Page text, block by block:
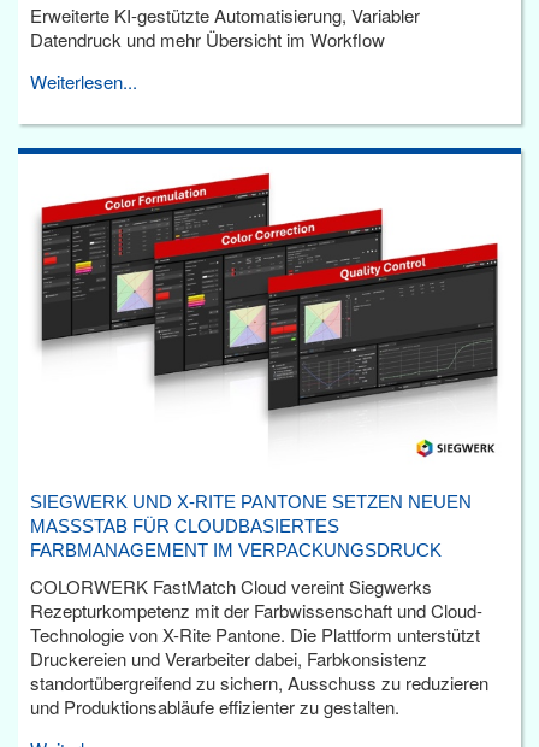
Erweiterte KI-gestützte Automatisierung, Variabler
Datendruck und mehr Übersicht im Workflow
Weiterlesen...
SIEGWERK UND X-RITE PANTONE SETZEN NEUEN
MASSSTAB FÜR CLOUDBASIERTES F
ARBMANAGEMENT IM VERPACKUNGSDRUCK
COLORWERK FastMatch Cloud vereint Siegwerks
Rezepturkompetenz mit der Farbwissenschaft und Cloud-
Technologie von X-Rite Pantone. Die Plattform unterstützt
Druckereien und Verarbeiter dabei, Farbkonsistenz
standortübergreifend zu sichern, Ausschuss zu reduzieren
und Produktionsabläufe effizienter zu gestalten.